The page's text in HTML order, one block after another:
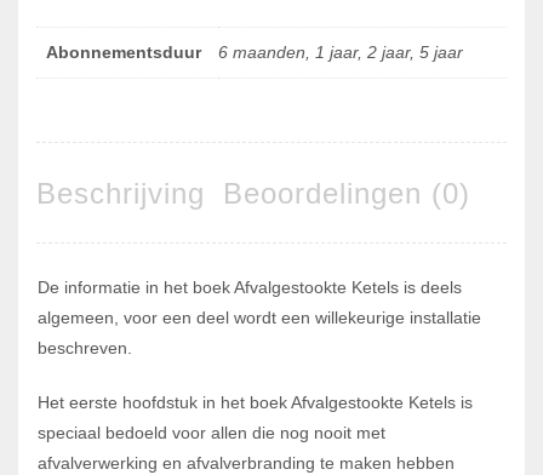
Abonnementsduur 6 maanden, 1 jaar, 2 jaar, 5 jaar
Beschrijving Beoordelingen (0)
De informatie in het boek Afvalgestookte Ketels is deels
algemeen, voor een deel wordt een willekeurige installatie
beschreven.
Het eerste hoofdstuk in het boek Afvalgestookte Ketels is
speciaal bedoeld voor allen die nog nooit met
afvalverwerking en afvalverbranding te maken hebben